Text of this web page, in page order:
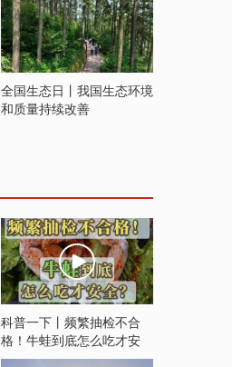
全国生态日丨我国生态环境
和质量持续改善
科普一下丨频繁抽检不合
格！牛蛙到底怎么吃才安
全？